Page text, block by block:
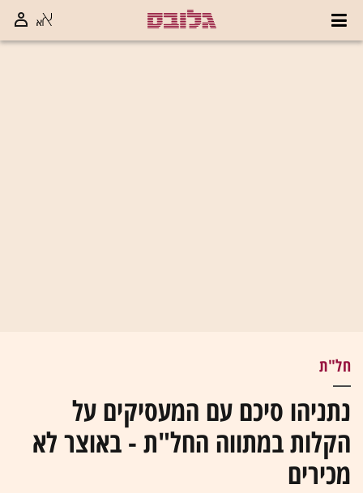
חל"ת
נתניהו סיכם עם המעסיקים על
הקלות במתווה החל"ת - באוצר לא
מכירים